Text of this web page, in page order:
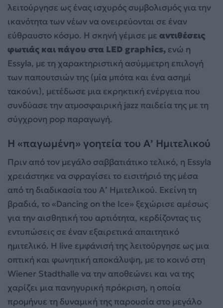
λειτούργησε ως ένας ισχυρός συμβολισμός για την
ικανότητα των νέων να ονειρεύονται σε έναν
εύθραυστο κόσμο. Η σκηνή γέμισε με αντιθέσεις
φωτιάς και πάγου στα LED graphics, ενώ η
Essyla, με τη χαρακτηριστική ασύμμετρη επιλογή
των παπουτσιών της (μία μπότα και ένα ασημί
τακούνι), μετέδωσε μια εκρηκτική ενέργεια που
συνδύασε την ατμοσφαιρική jazz παιδεία της με τη
σύγχρονη pop παραγωγή.
Η «παγωμένη» γοητεία του Α’ Ημιτελικού
Πριν από τον μεγάλο σαββατιάτικο τελικό, η Essyla
χρειάστηκε να σφραγίσει το εισιτήριό της μέσα
από τη διαδικασία του Α’ Ημιτελικού. Εκείνη τη
βραδιά, το «Dancing on the Ice» ξεχώρισε αμέσως
για την αισθητική του αρτιότητα, κερδίζοντας τις
εντυπώσεις σε έναν εξαιρετικά απαιτητικό
ημιτελικό. Η live εμφάνισή της λειτούργησε ως μια
οπτική και φωνητική αποκάλυψη, με το κοινό στη
Wiener Stadthalle να την αποθεώνει και να της
χαρίζει μια πανηγυρική πρόκριση, η οποία
προμήνυε τη δυναμική της παρουσία στο μεγάλο